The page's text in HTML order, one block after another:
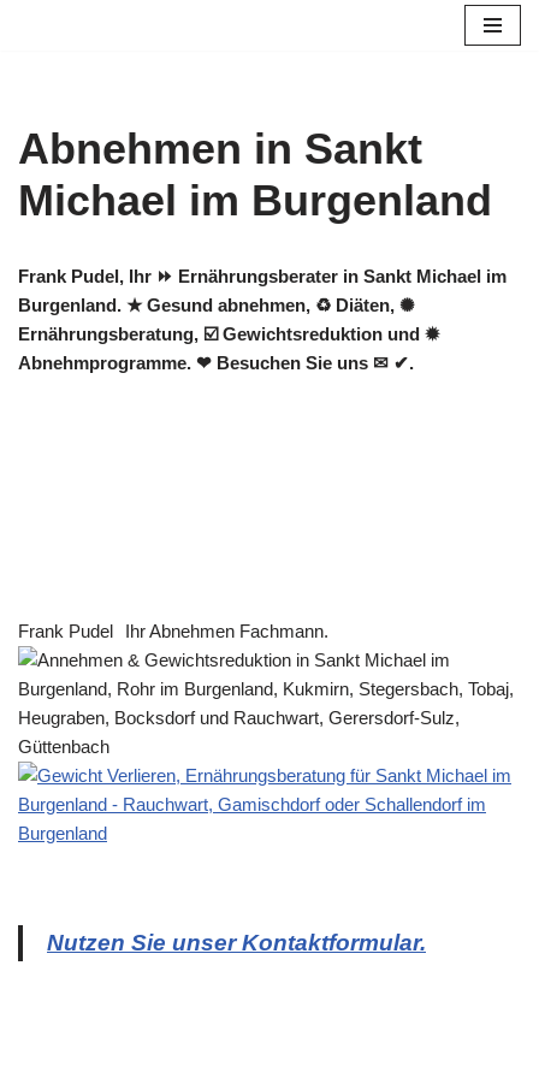
Abnehmen in Sankt
Michael im Burgenland
Frank Pudel, Ihr ⏩ Ernährungsberater in Sankt Michael im
Burgenland. ★ Gesund abnehmen, ♻ Diäten, ✺
Ernährungsberatung, ☑️ Gewichtsreduktion und ✹
Abnehmprogramme. ❤ Besuchen Sie uns ✉ ✔.
Frank Pudel Ihr Abnehmen Fachmann.
Nutzen Sie unser Kontaktformular.